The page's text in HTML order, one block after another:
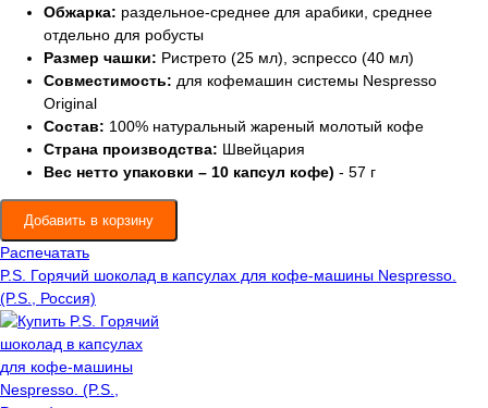
Обжарка: раздельное-среднее для арабики, среднее
отдельно для робусты
Размер чашки: Ристрето (25 мл), эспрессо (40 мл)
Совместимость: для кофемашин системы Nespresso
Original
Состав: 100% натуральный жареный молотый кофе
Страна производства: Швейцария
Вес нетто упаковки – 10 капсул кофе) - 57 г
Распечатать
P.S. Горячий шоколад в капсулах для кофе-машины Nespresso.
(P.S., Россия)